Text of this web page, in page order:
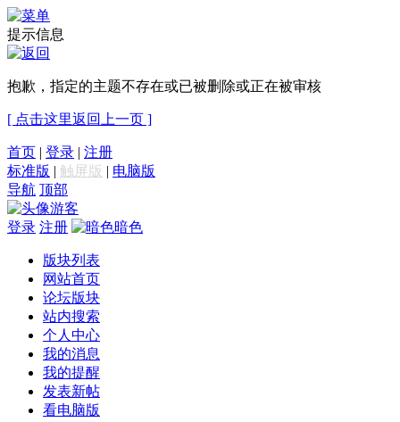
提示信息
抱歉，指定的主题不存在或已被删除或正在被审核
[ 点击这里返回上一页 ]
首页 | 登录 | 注册
标准版 | 触屏版 | 电脑版
导航 顶部
游客
登录 注册 暗色
版块列表
网站首页
论坛版块
站内搜索
个人中心
我的消息
我的提醒
发表新帖
看电脑版